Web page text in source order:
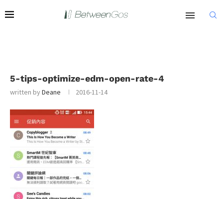
5-tips-optimize-edm-open-rate-4
written byDeane 2016-11-14